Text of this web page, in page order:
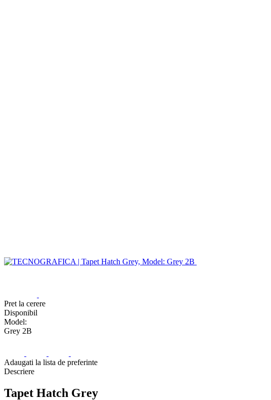
Pret la cerere
Disponibil
Model:
Grey 2B
Adaugati la lista de preferinte
Descriere
Tapet Hatch Grey